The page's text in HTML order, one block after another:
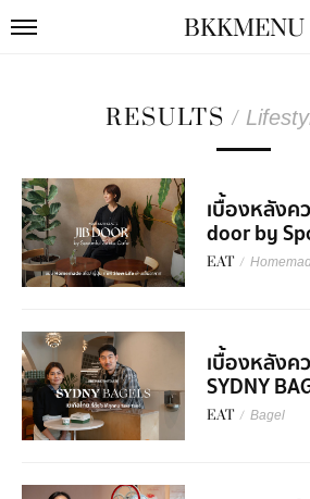
BKKMENU
RESULTS /
เบื้องหลังค
door by
EAT /
เบื้องหลังค
SYDNY
EAT / Bagel